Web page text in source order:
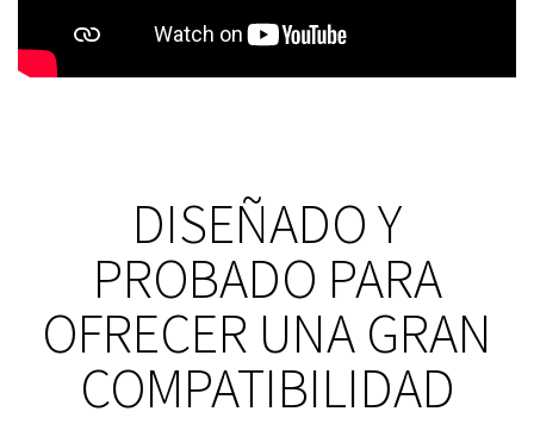
DISEÑADO Y
PROBADO PARA
OFRECER UNA GRAN
COMPATIBILIDAD